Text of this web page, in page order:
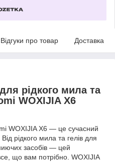
Відгуки про товар Доставка
рідкого мила та
WOXIJIA X6
WOXIJIA X6 — це сучасний
рідкого мила та гелів для
засобів — цей
що вам потрібно. WOXIJIA